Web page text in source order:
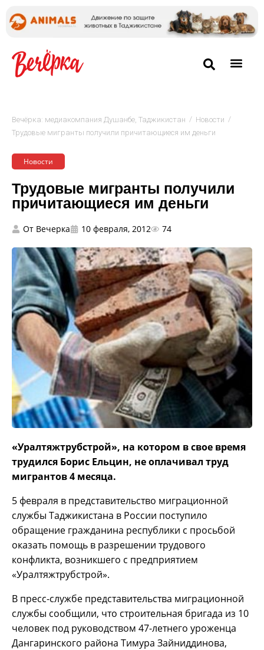
Вечёрка: медиакомпания Душанбе, Таджикистан / Новости /
Трудовые мигранты получили причитающиеся им деньги
Новости
Трудовые мигранты получили
причитающиеся им деньги
От Вечерка 10 февраля, 2012 74
«Уралтяжтрубстрой», на котором в свое время
трудился Борис Ельцин, не оплачивал труд
мигрантов 4 месяца.
5 февраля в представительство миграционной
службы Таджикистана в России поступило
обращение гражданина республики с просьбой
оказать помощь в разрешении трудового
конфликта, возникшего с предприятием
«Уралтяжтрубстрой».
В пресс-службе представительства миграционной
службы сообщили, что строительная бригада из 10
человек под руководством 47-летнего уроженца
Дангаринского района Тимура Зайниддинова,